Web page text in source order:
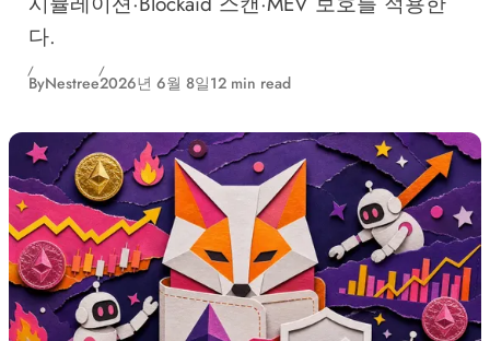
다.
ByNestree2026년 6월 8일12 min read